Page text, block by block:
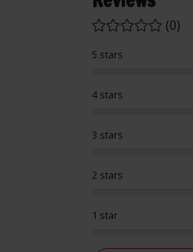
(0)
1 star
2 stars
3 stars
4 stars
5 stars